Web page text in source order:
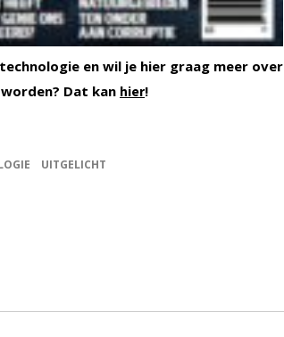
en wil je hier graag meer over
Dat kan hier!
UITGELICHT